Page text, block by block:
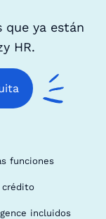
que ya están
HR.
funciones
crédito
incluidos